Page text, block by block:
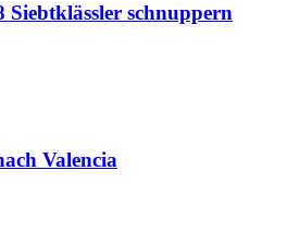
schnuppern
Valencia